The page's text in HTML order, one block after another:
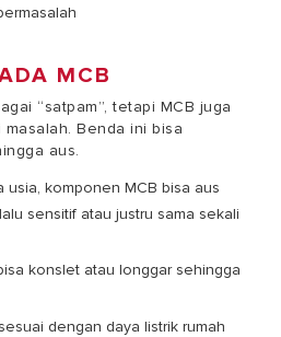
MCB
“satpam”, tetapi MCB juga
Benda ini bisa
aus.
usia, komponen MCB bisa aus
sensitif atau justru sama sekali
konslet atau longgar sehingga
dengan daya listrik rumah